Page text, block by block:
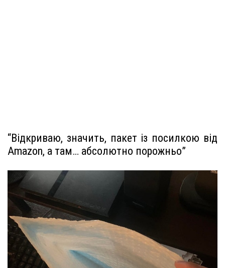
“Відкриваю, значить, пакет із посилкою від
Amazon, а там… абсолютно порожньо”